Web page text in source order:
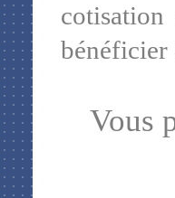
bénéficier
Vous